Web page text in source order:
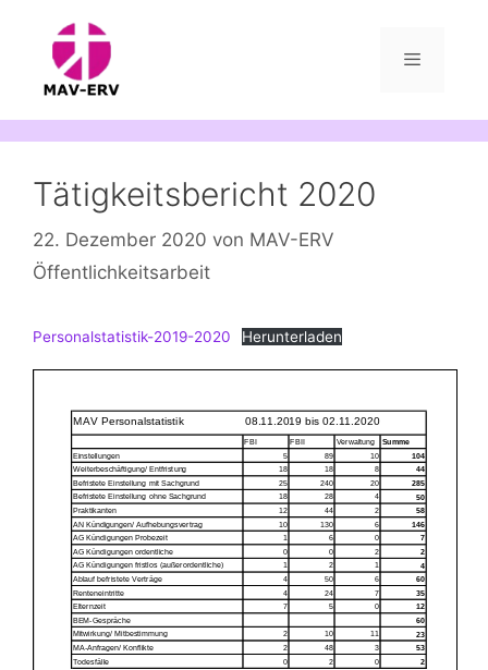
springen
Menü
Tätigkeitsbericht 2020
22. Dezember 2020 von MAV-ERV
Öffentlichkeitsarbeit
Personalstatistik-2019-2020 Herunterladen